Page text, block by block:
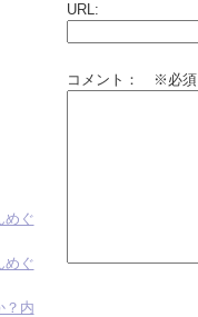
めぐ
めぐ
？内
URL:
コメント： ※必須